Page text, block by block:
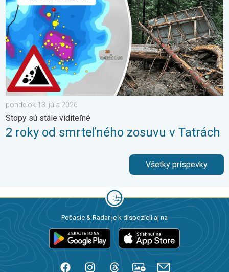
pondelok 13. júla 2026
Stopy sú stále viditeľné
2 roky od smrteľného zosuvu v Tatrách
Všetky príspevky
Počasie & Radar je k dispozícii aj na